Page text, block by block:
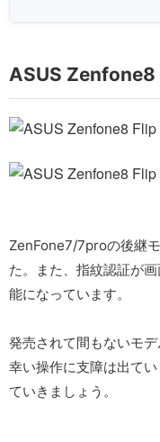
ASUS Zenfone8
ZenFone7/7proの後継
た。また、指紋認証が
能になっています。
発売されて間もないモ
幸い操作に支障は出て
ていきましょう。